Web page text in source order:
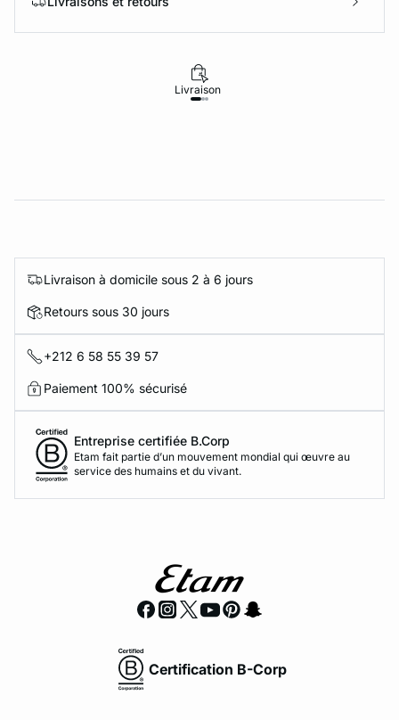
Livraison
Livraison à domicile sous 2 à 6 jours
Retours sous 30 jours
+212 6 58 55 39 57
Paiement 100% sécurisé
Entreprise certifiée B.Corp
Etam fait partie d’un mouvement mondial qui œuvre au
service des humains et du vivant.
Certification B-Corp